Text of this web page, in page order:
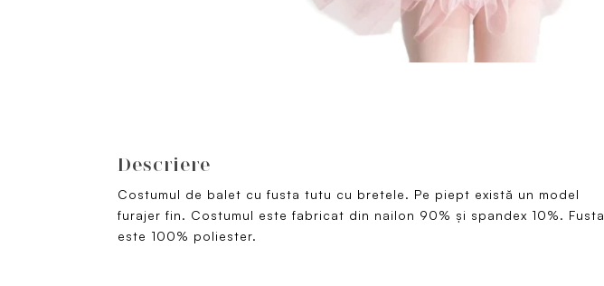
Descriere
Costumul de balet cu fusta tutu cu bretele. Pe piept există un model
furajer fin. Costumul este fabricat din nailon 90% și spandex 10%. Fusta
este 100% poliester.